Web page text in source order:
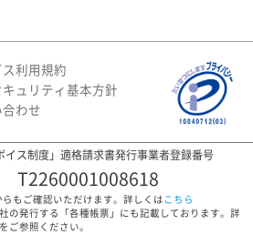
利用規約
ュリティ基本方針
わせ
イス制度」適格請求書発行事業者登録番号
T2260001008618
もご確認いただけます。詳しくは こちら
の発行する「各種帳票」にも記載しております。詳
をご参照ください。